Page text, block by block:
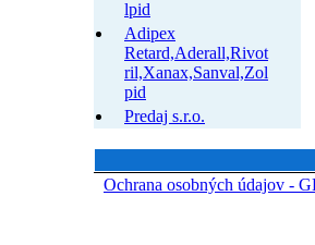
lpid
Adipex
Retard,Aderall,Rivot
ril,Xanax,Sanval,Zol
pid
Predaj s.r.o.
Ochrana osobných údajov -